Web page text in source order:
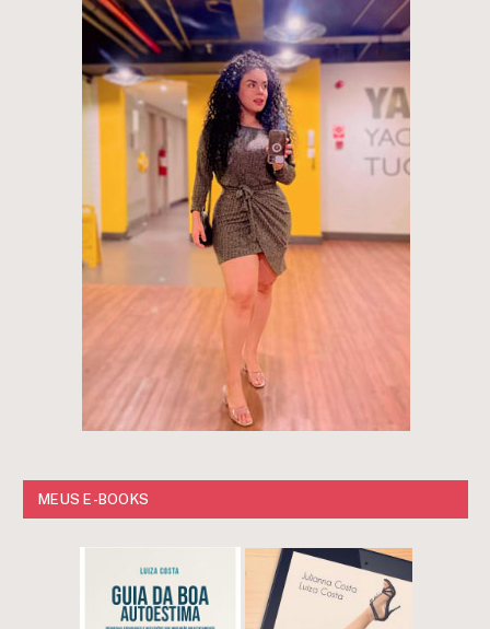
MEUS E-BOOKS